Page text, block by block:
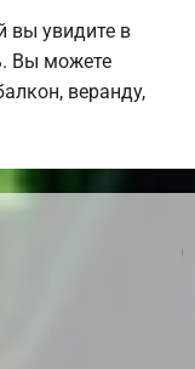
вы увидите в
Вы можете
веранду,